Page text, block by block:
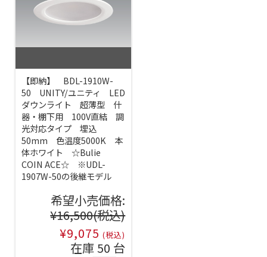
【即納】 BDL-1910W-
50 UNITY/ユニティ LED
ダウンライト 超薄型 什
器・棚下用 100V直結 調
光対応タイプ 埋込
50mm 色温度5000K 本
体ホワイト ☆Bulie
COIN ACE☆ ※UDL-
1907W-50の後継モデル
希望小売価格:
¥16,500(税込)
¥9,075 (税込)
在庫 50 台